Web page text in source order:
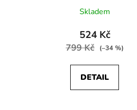
Skladem
524 Kč
799 Kč (–34 %)
DETAIL